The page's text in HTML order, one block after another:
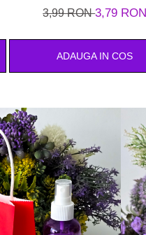
3,99 RON3,79 RON
ADAUGA IN COS